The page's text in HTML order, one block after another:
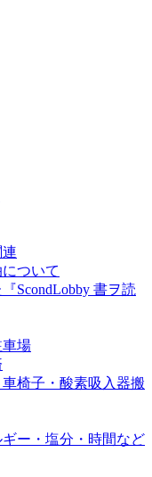
ついて
ScondLobby 書ヲ読
場
椅子・酸素吸入器搬
ー・塩分・時間など